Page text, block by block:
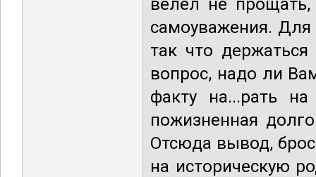
велел не прощать,
самоуважения.
так что
вопрос, надо ли
факту на...рать
пожизненная
Отсюда вывод,
на историческую